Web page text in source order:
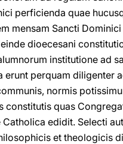
perficienda quae
mensam Sancti
dioecesani
institutione ad
erunt perquam diligenter
normis
constitutis quas
Catholica edidit. Selecti
et theologicis